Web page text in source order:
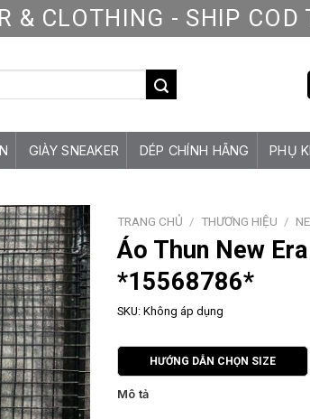
& CLOTHING - SHIP COD
GIÀY SNEAKER DÉP CHÍNH HÃNG PHỤ
TRANG CHỦ / THƯƠNG HIỆU /
Áo Thun New
*15568786*
SKU: Không áp dụng
HƯỚNG DẪN CHỌN SIZE
Mô tả